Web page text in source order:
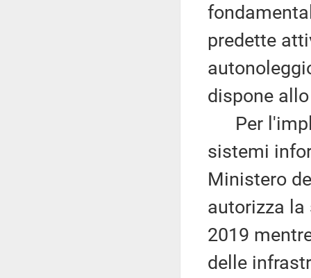
predette
dispone
Per
sistemi
Ministero
autorizza la
2019
delle